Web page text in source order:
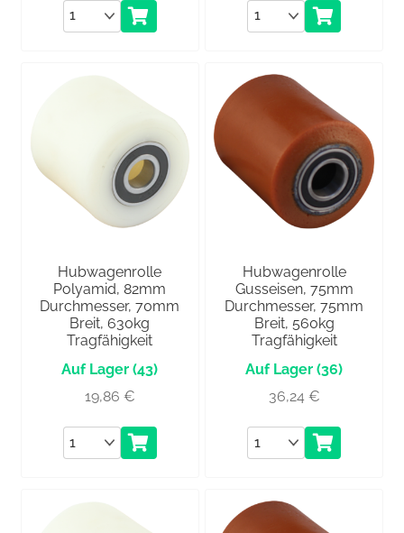
Anzahl Anzahl
Hubwagenrolle
Polyamid, 82mm
Durchmesser, 70mm
Breit, 630kg
Tragfähigkeit
(43)
19,86 €
Anzahl
Hubwagenrolle
Gusseisen, 75mm
Durchmesser, 75mm
Breit, 560kg
Tragfähigkeit
(36)
36,24 €
Anzahl